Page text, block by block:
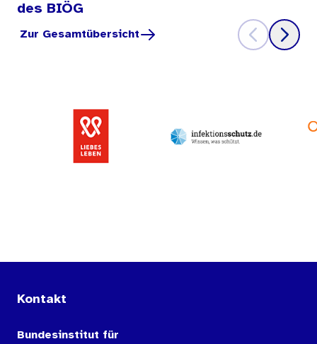
des BIÖG
Zur Gesamtübersicht
Kontakt
Bundesinstitut für